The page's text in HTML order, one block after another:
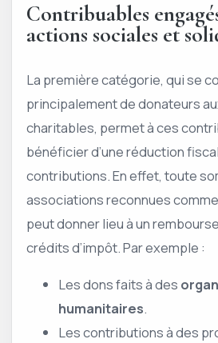
Contribuables
actions sociales et
La première catégorie, qui se
principalement de donateurs
charitables, permet à ces
bénéficier d’une réduction
contributions. En effet, toute
associations reconnues
peut donner lieu à un
crédits d’impôt. Par exemple :
Les dons faits à des
humanitaires.
Les contributions à des